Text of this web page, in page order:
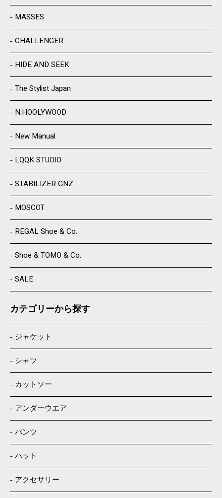
MASSES
CHALLENGER
HIDE AND SEEK
The Stylist Japan
N.HOOLYWOOD
New Manual
LQQK STUDIO
STABILIZER GNZ
MOSCOT
REGAL Shoe & Co.
Shoe & TOMO & Co.
SALE
カテゴリーから探す
ジャケット
シャツ
カットソー
アンダーウエア
パンツ
ハット
アクセサリー